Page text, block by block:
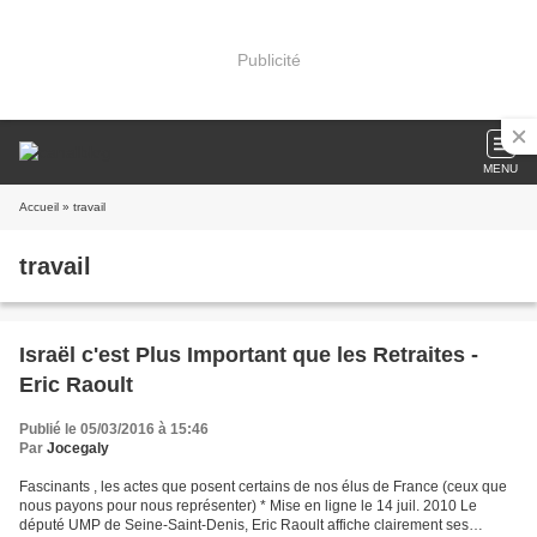
Publicité
MENU
Accueil » travail
travail
Israël c'est Plus Important que les Retraites -
Eric Raoult
Publié le 05/03/2016 à 15:46
Par Jocegaly
Fascinants , les actes que posent certains de nos élus de France (ceux que
nous payons pour nous représenter) * Mise en ligne le 14 juil. 2010 Le
député UMP de Seine-Saint-Denis, Eric Raoult affiche clairement ses